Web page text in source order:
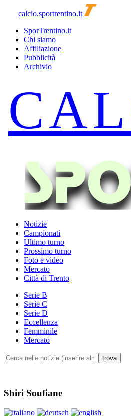
calcio.sportrentino.it
SporTrentino.it
Chi siamo
Affiliazione
Pubblicità
Archivio
Notizie
Campionati
Ultimo turno
Prossimo turno
Foto e video
Mercato
Città di Trento
Serie B
Serie C
Serie D
Eccellenza
Femminile
Mercato
Shiri Soufiane